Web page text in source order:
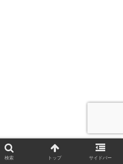
検索 トップ サイドバー